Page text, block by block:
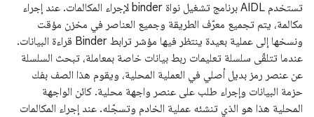
تستخدم AIDL برنامج تشغيل نواة binder لإجراء المكالمات. عند إجراء
مكالمة، يتم تجميع معرّف الطريقة وجميع العناصر في مخزن مؤقت
ونسخها إلى عملية بعيدة ينتظر فيها مؤشر ترابط Binder قراءة البيانات.
عندما تتلقّى سلسلة تعليمات ربط بيانات خاصة بمعاملة، تبحث السلسلة
عن عنصر رمز بديل أصلي في العملية المحلية، ويقوم هذا الصف بفك
حزمة البيانات وإجراء طلب على عنصر واجهة محلية. كائن الواجهة
المحلية هذا هو الذي تنشئه عملية الخادم وتسجّله. عند إجراء المكالمات